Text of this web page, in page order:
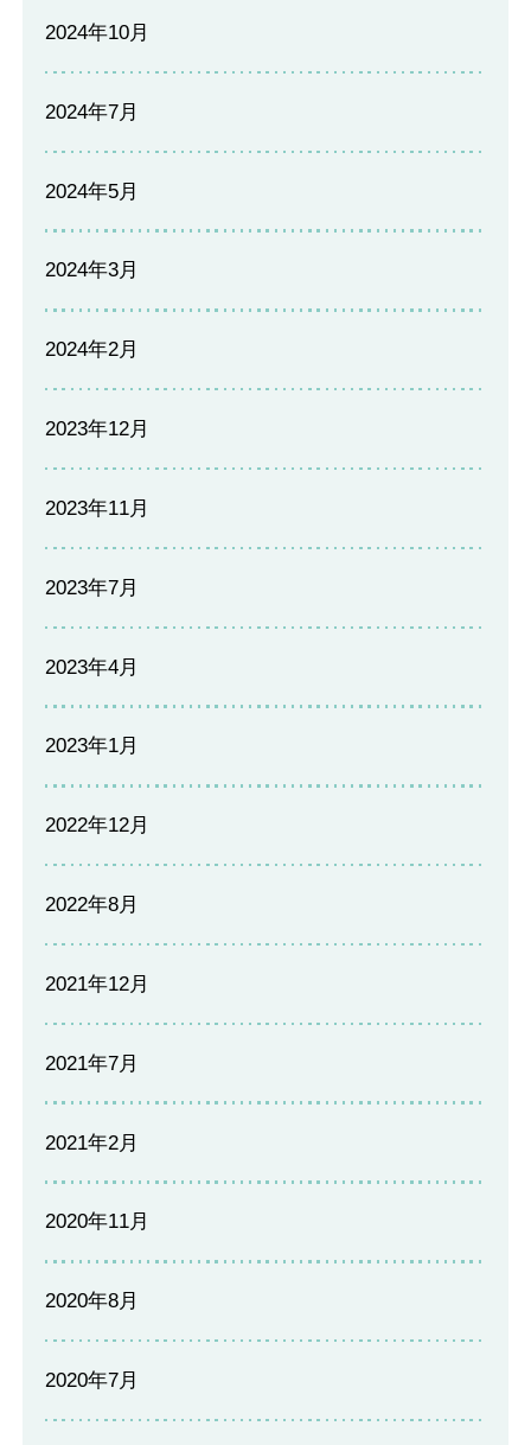
2024年10月
2024年7月
2024年5月
2024年3月
2024年2月
2023年12月
2023年11月
2023年7月
2023年4月
2023年1月
2022年12月
2022年8月
2021年12月
2021年7月
2021年2月
2020年11月
2020年8月
2020年7月